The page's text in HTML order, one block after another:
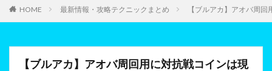
HOME 最新情報・攻略テクニックまとめ 【ブルアカ】アオバ周
【ブルアカ】アオバ周回用に対抗戦コインは現